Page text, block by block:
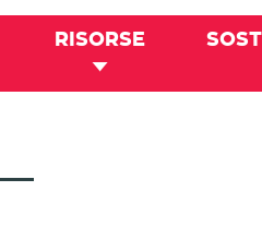
RISORSE